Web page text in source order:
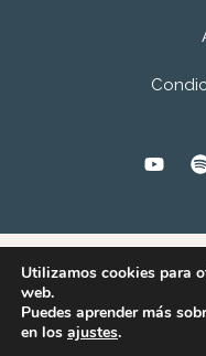
©
Utilizamos cookies para
web.
Puedes aprender más
en los ajustes.